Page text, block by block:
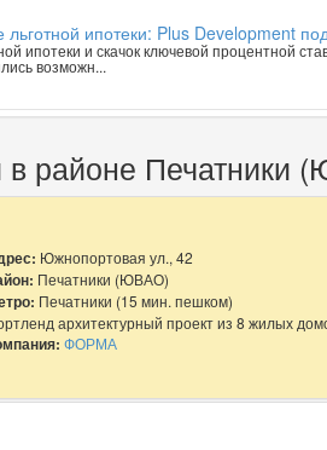
ипотеки: Plus Development
ипотеки и скачок ключевой процентной
возможн...
в районе Печатники
Южнопортовая ул., 42
Печатники (ЮВАО)
Печатники (15 мин. пешком)
архитектурный проект из 8 жилых
ФОРМА